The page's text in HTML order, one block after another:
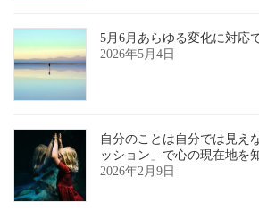
5月6月あらゆる変化に対応
2026年5月4日
自分のことは自分では見え
ッション」で心の現在地を
2026年2月9日